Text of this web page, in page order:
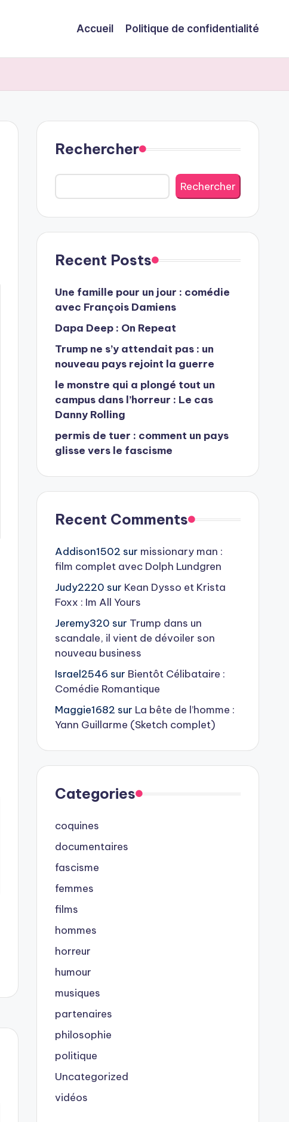
Accueil Politique de confidentialité
Rechercher
Rechercher
Recent Posts
Une famille pour un jour : comédie
avec François Damiens
Dapa Deep : On Repeat
Trump ne s’y attendait pas : un
nouveau pays rejoint la guerre
le monstre qui a plongé tout un
campus dans l’horreur : Le cas
Danny Rolling
permis de tuer : comment un pays
glisse vers le fascisme
Recent Comments
Addison1502 sur missionary man :
film complet avec Dolph Lundgren
Judy2220 sur Kean Dysso et Krista
Foxx : Im All Yours
Jeremy320 sur Trump dans un
scandale, il vient de dévoiler son
nouveau business
Israel2546 sur Bientôt Célibataire :
Comédie Romantique
Maggie1682 sur La bête de l’homme :
Yann Guillarme (Sketch complet)
Categories
coquines
documentaires
fascisme
femmes
films
hommes
horreur
humour
musiques
partenaires
philosophie
politique
Uncategorized
vidéos